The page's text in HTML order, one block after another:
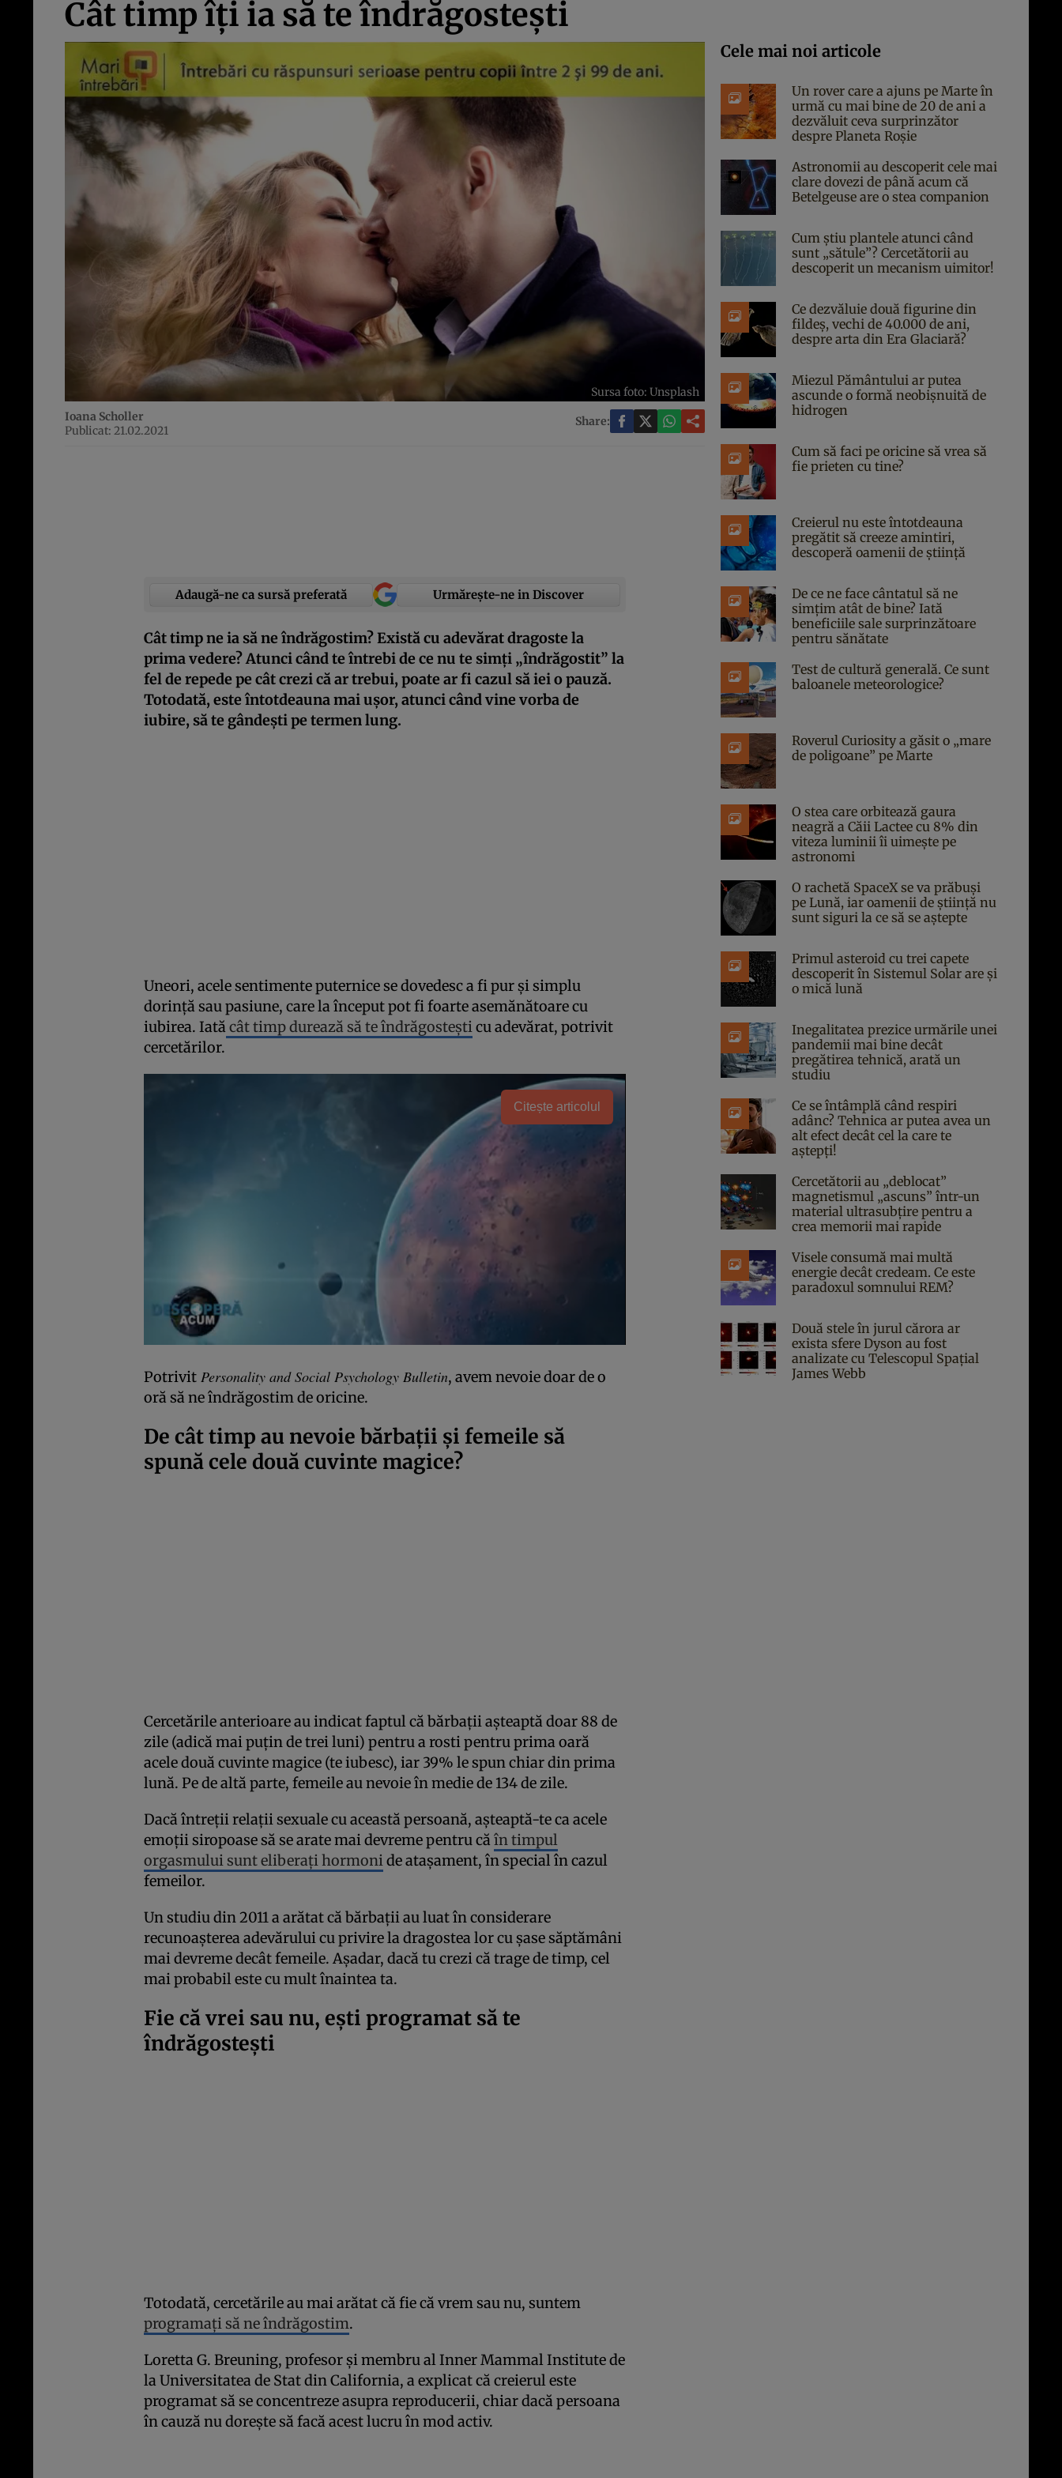
Cât timp îți ia să te îndrăgostești
Sursa foto: Unsplash
Ioana Scholler
Publicat: 21.02.2021
Share:
Adaugă-ne ca sursă preferată Urmărește-ne in Discover
Cât timp ne ia să ne îndrăgostim? Există cu adevărat dragoste la
prima vedere? Atunci când te întrebi de ce nu te simți „îndrăgostit” la
fel de repede pe cât crezi că ar trebui, poate ar fi cazul să iei o pauză.
Totodată, este întotdeauna mai ușor, atunci când vine vorba de
iubire, să te gândești pe termen lung.
Uneori, acele sentimente puternice se dovedesc a fi pur și simplu
dorință sau pasiune, care la început pot fi foarte asemănătoare cu
iubirea. Iatăcât timp durează să te îndrăgosteșticu adevărat, potrivit
cercetărilor.
Citește articolul
Potrivit Personality and Social Psychology Bulletin, avem nevoie doar de o
oră să ne îndrăgostim de oricine.
De cât timp au nevoie bărbații și femeile să
spună cele două cuvinte magice?
Cercetările anterioare au indicat faptul că bărbații așteaptă doar 88 de
zile (adică mai puțin de trei luni) pentru a rosti pentru prima oară
acele două cuvinte magice (te iubesc), iar 39% le spun chiar din prima
lună. Pe de altă parte, femeile au nevoie în medie de 134 de zile.
Dacă întreții relații sexuale cu această persoană, așteaptă-te ca acele
emoții siropoase să se arate mai devreme pentru căîn timpul
orgasmului sunt eliberați hormonide atașament, în special în cazul
femeilor.
Un studiu din 2011 a arătat că bărbații au luat în considerare
recunoașterea adevărului cu privire la dragostea lor cu șase săptămâni
mai devreme decât femeile. Așadar, dacă tu crezi că trage de timp, cel
mai probabil este cu mult înaintea ta.
Fie că vrei sau nu, ești programat să te
îndrăgostești
Totodată, cercetările au mai arătat că fie că vrem sau nu, suntem
programați să ne îndrăgostim.
Loretta G. Breuning, profesor și membru al Inner Mammal Institute de
la Universitatea de Stat din California, a explicat că creierul este
programat să se concentreze asupra reproducerii, chiar dacă persoana
în cauză nu dorește să facă acest lucru în mod activ.
Cele mai noi articole
Un rover care a ajuns pe Marte în
urmă cu mai bine de 20 de ani a
dezvăluit ceva surprinzător
despre Planeta Roșie
Astronomii au descoperit cele mai
clare dovezi de până acum că
Betelgeuse are o stea companion
Cum știu plantele atunci când
sunt „sătule”? Cercetătorii au
descoperit un mecanism uimitor!
Ce dezvăluie două figurine din
fildeș, vechi de 40.000 de ani,
despre arta din Era Glaciară?
Miezul Pământului ar putea
ascunde o formă neobișnuită de
hidrogen
Cum să faci pe oricine să vrea să
fie prieten cu tine?
Creierul nu este întotdeauna
pregătit să creeze amintiri,
descoperă oamenii de știință
De ce ne face cântatul să ne
simțim atât de bine? Iată
beneficiile sale surprinzătoare
pentru sănătate
Test de cultură generală. Ce sunt
baloanele meteorologice?
Roverul Curiosity a găsit o „mare
de poligoane” pe Marte
O stea care orbitează gaura
neagră a Căii Lactee cu 8% din
viteza luminii îi uimește pe
astronomi
O rachetă SpaceX se va prăbuși
pe Lună, iar oamenii de știință nu
sunt siguri la ce să se aștepte
Primul asteroid cu trei capete
descoperit în Sistemul Solar are și
o mică lună
Inegalitatea prezice urmările unei
pandemii mai bine decât
pregătirea tehnică, arată un
studiu
Ce se întâmplă când respiri
adânc? Tehnica ar putea avea un
alt efect decât cel la care te
aștepți!
Cercetătorii au „deblocat”
magnetismul „ascuns” într-un
material ultrasubțire pentru a
crea memorii mai rapide
Visele consumă mai multă
energie decât credeam. Ce este
paradoxul somnului REM?
Două stele în jurul cărora ar
exista sfere Dyson au fost
analizate cu Telescopul Spațial
James Webb